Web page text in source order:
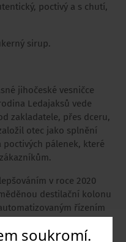
soukromí.
poctivý a s chutí,
sirup.
jihočeské vesničce
Ledajaksů vede
zakladatele, přes dceru,
otec jako splnění
poctivých pálenek, které
v roce 2020
destilační kolonu
řízením
že proces destilace je
komplikací.